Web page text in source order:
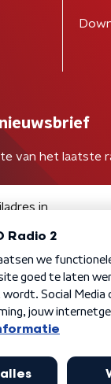
nieuwsbrief
van het laatste